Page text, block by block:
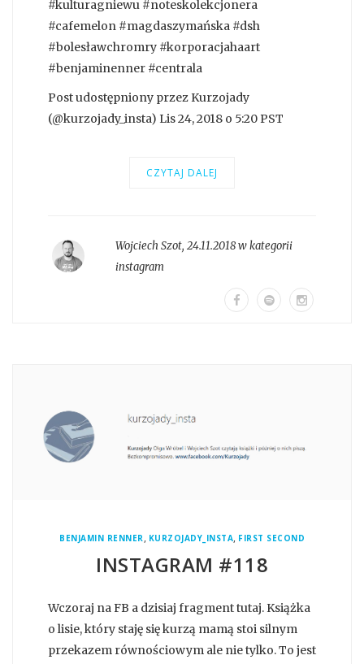
#kulturagniewu #noteskolekcjonera
#cafemelon #magdaszymańska #dsh
#bolesławchromry #korporacjahaart
#benjaminenner #centrala
Post udostępniony przez Kurzojady
(@kurzojady_insta) Lis 24, 2018 o 5:20 PST
CZYTAJ DALEJ
Wojciech Szot, 24.11.2018 w kategorii
instagram
BENJAMIN RENNER , KURZOJADY_INSTA, FIRST SECOND
INSTAGRAM #118
Wczoraj na FB a dzisiaj fragment tutaj. Książka
o lisie, który staję się kurzą mamą stoi silnym
przekazem równościowym ale nie tylko. To jest